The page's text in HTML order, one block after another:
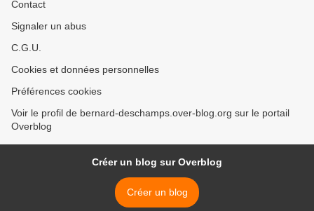
Contact
Signaler un abus
C.G.U.
Cookies et données personnelles
Préférences cookies
Voir le profil de bernard-deschamps.over-blog.org sur le portail
Overblog
Créer un blog sur Overblog
Créer un blog